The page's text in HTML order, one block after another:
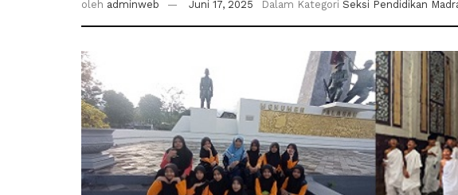
oleh adminweb Juni 17, 2025 Dalam Kategori Seksi Pendidikan